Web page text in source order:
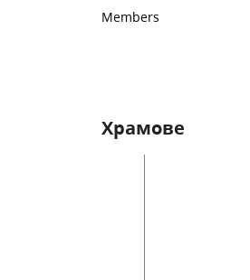
Members
Храмове